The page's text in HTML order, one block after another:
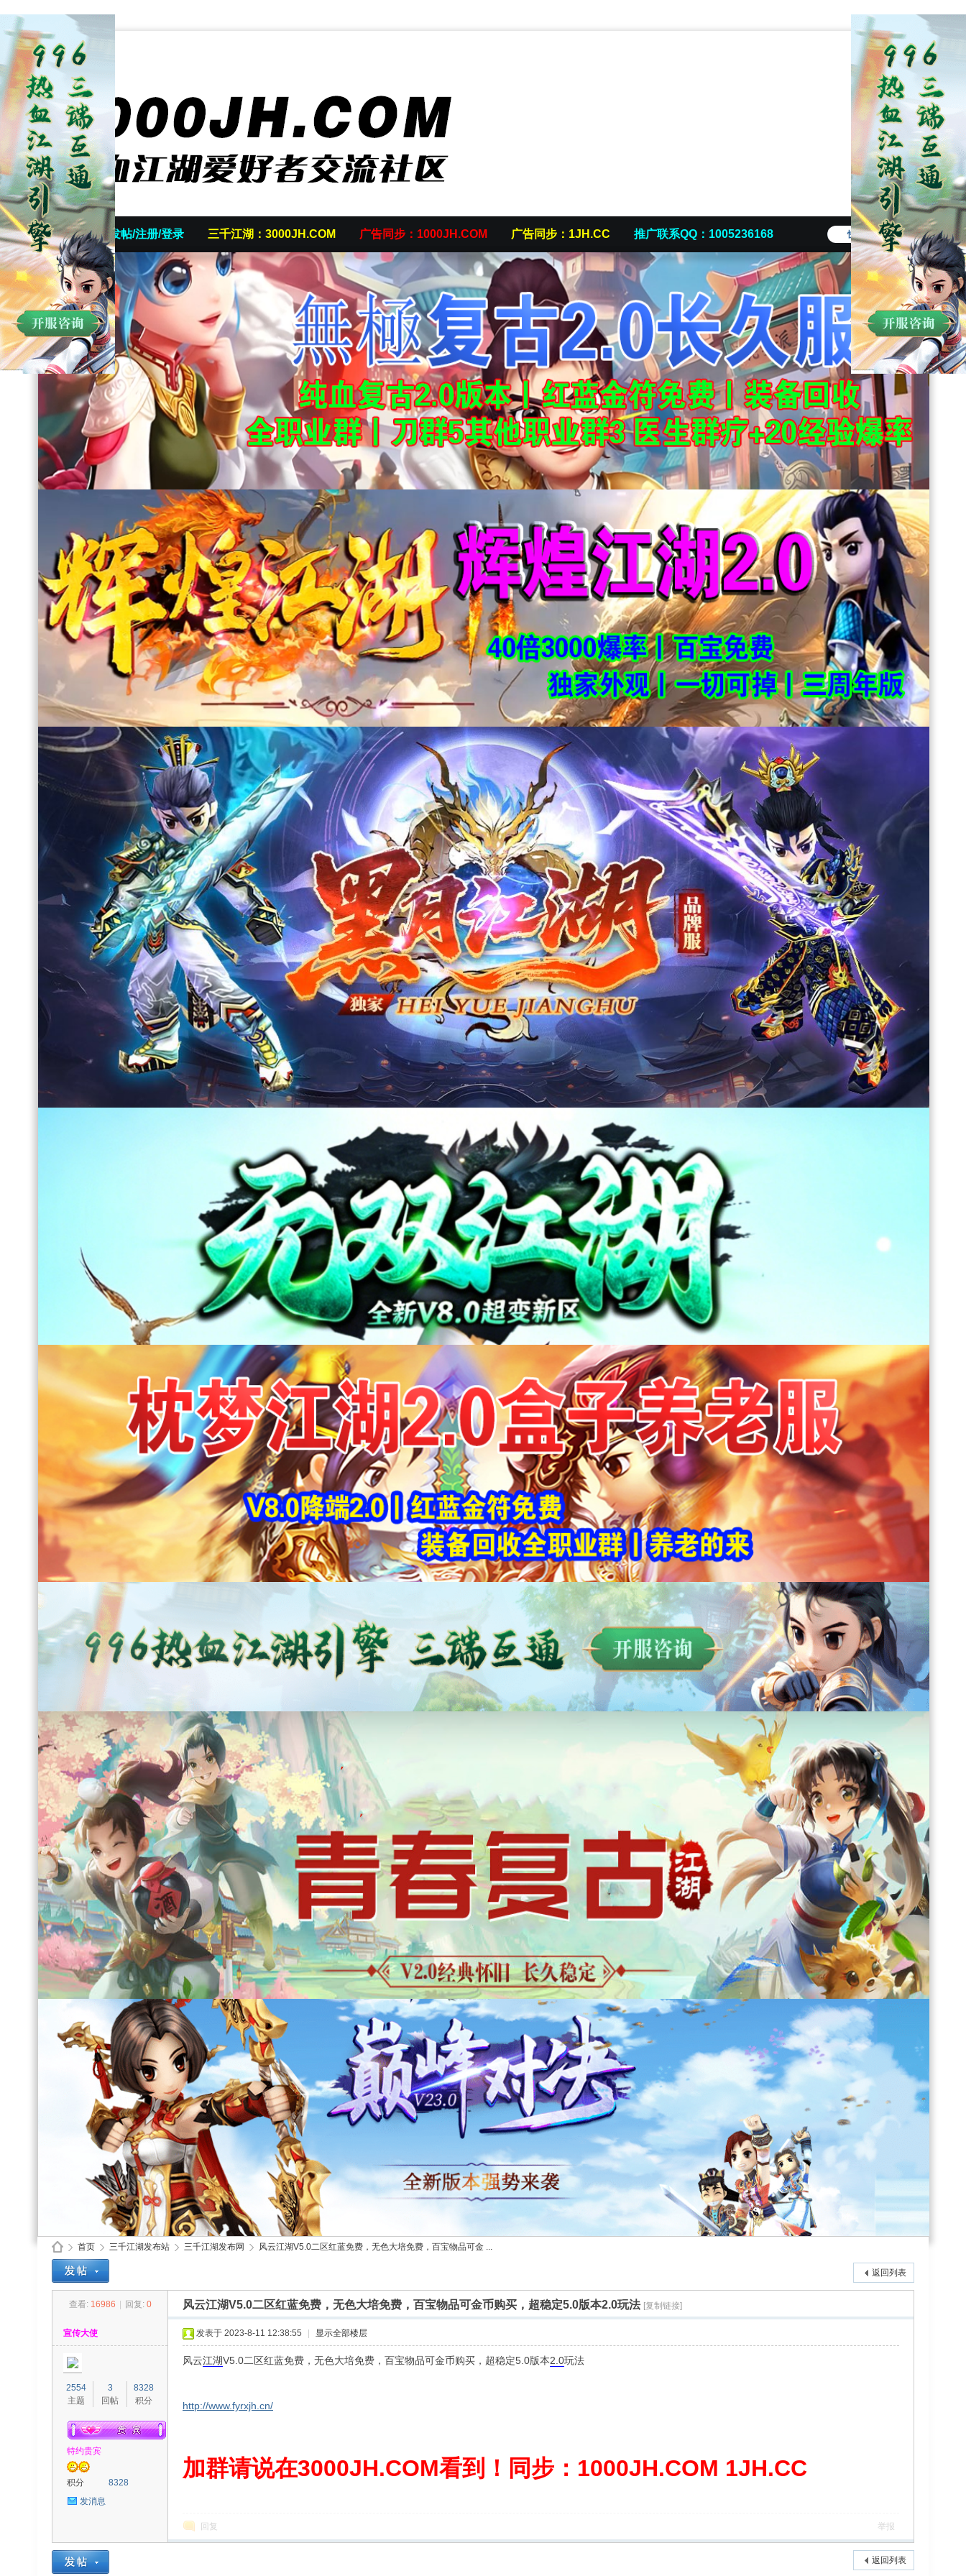
快捷导航
首页 发帖/注册/登录 三千江湖：3000JH.COM 广告同步：1000JH.COM 广告同步：1JH.CC 推广联系QQ：1005236168
首页
›
三千江湖发布站 三千江湖发布网
›
风云江湖V5.0二区红蓝免费，无色大培免费，百宝物品可金 ...
返回列表
查看: 16986 回复: 0 风云江湖V5.0二区红蓝免费，无色大培免费，百宝物品可金币购买，超稳定5.0版本2.0玩法 [复制链接]
宣传大使
2554
主题
3
回帖
8328
积分
特约贵宾
积分
8328
发消息
发表于 2023-8-11 12:38:55 显示全部楼层
风云江湖V5.0二区红蓝免费，无色大培免费，百宝物品可金币购买，超稳定5.0版本2.0玩法
http://www.fyrxjh.cn/
加群请说在3000JH.COM看到！同步：1000JH.COM 1JH.CC
回复 举报
返回列表